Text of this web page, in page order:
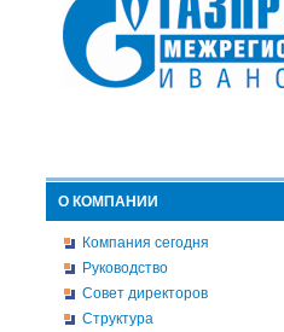
О КОМПАНИИ
Компания сегодня
Руководство
Совет директоров
Структура